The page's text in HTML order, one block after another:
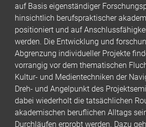
auf Basis eigenständiger
hinsichtlich berufspraktischer
positioniert und auf
werden. Die Entwicklung und
Abgrenzung individueller Projekte
vorrangig vor dem thematischen
Kultur- und Medientechniken der
Dreh- und Angelpunkt des
dabei wiederholt die tatsächlichen
akademischen beruflichen Alltags
Durchläufen erprobt werden. Dazu